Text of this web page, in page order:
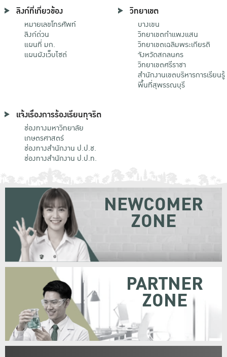
ลิงก์ที่เกี่ยวข้อง
หมายเลขโทรศัพท์
ลิงก์ด่วน
แผนที่ มก.
แผนผังเว็บไซต์
วิทยาเขต
บางเขน
วิทยาเขตกําแพงแสน
วิทยาเขตเฉลิมพระเกียรติ
จังหวัดสกลนคร
วิทยาเขตศรีราชา
สำนักงานเขตบริหารการเรียนรู้
พื้นที่สุพรรณบุรี
แจ้งเรื่องการร้องเรียนทุจริต
ช่องทางมหาวิทยาลัย
เกษตรศาสตร์
ช่องทางสำนักงาน ป.ป.ช.
ช่องทางสำนักงาน ป.ป.ท.
NEWCOMER
ZONE
PARTNER
ZONE